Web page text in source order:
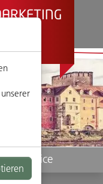
Service